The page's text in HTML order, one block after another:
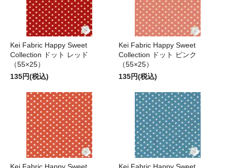
Kei Fabric Happy Sweet
Collection ドット レッド
（55×25）
135円(税込)
Kei Fabric Happy Sweet
Collection ドット ピンク
（55×25）
135円(税込)
Kei Fabric Happy Sweet
Kei Fabric Happy Sweet